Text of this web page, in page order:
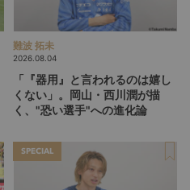
難波 拓未
2026.08.04
「『器用』と言われるのは嬉し
くない」。岡山・西川潤が描
く、"恐い選手"への進化論
SPECIAL